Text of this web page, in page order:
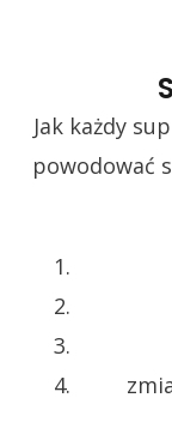
Jak każdy
powodować